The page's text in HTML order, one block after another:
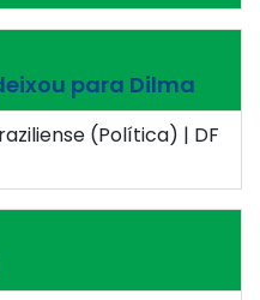
para Dilma
(Política) | DF